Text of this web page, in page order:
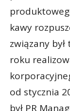
kawy
związany był
roku
od stycznia
był PR